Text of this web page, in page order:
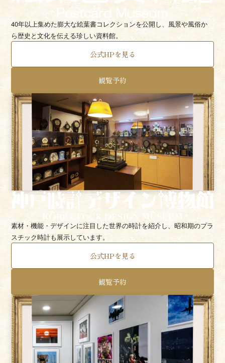
40年以上集めた膨大な絵葉書コレクションを公開し、 風景や風俗か
ら歴史と文化を伝える珍しい資料館。
公式HPを見る
観覧予約
素材・機能・デザインに注目した世界の時計を紹介し、昭和期のプラ
スチック時計も展示しています。
公式HPを見る
観覧予約